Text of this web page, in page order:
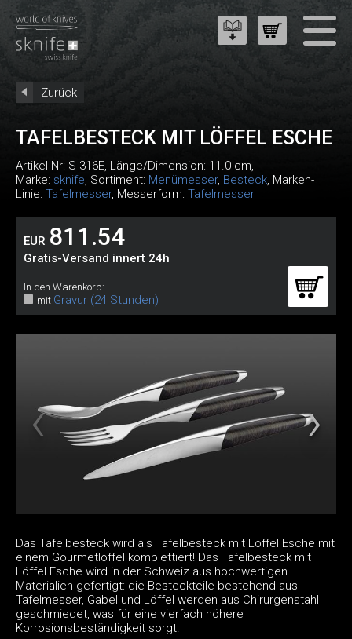
Zurück
TAFELBESTECK MIT LÖFFEL ESCHE
Artikel-Nr: S-316E, Länge/Dimension: 11.0 cm,
Marke: sknife, Sortiment: Menümesser, Besteck, Marken-
Linie: Tafelmesser, Messerform: Tafelmesser
EUR 811.54
Gratis-Versand innert 24h
In den Warenkorb:
mit Gravur (24 Stunden)
Das Tafelbesteck wird als Tafelbesteck mit Löffel Esche mit
einem Gourmetlöffel komplettiert! Das Tafelbesteck mit
Löffel Esche wird in der Schweiz aus hochwertigen
Materialien gefertigt: die Besteckteile bestehend aus
Tafelmesser, Gabel und Löffel werden aus Chirurgenstahl
geschmiedet, was für eine vierfach höhere
Korrosionsbeständigkeit sorgt.